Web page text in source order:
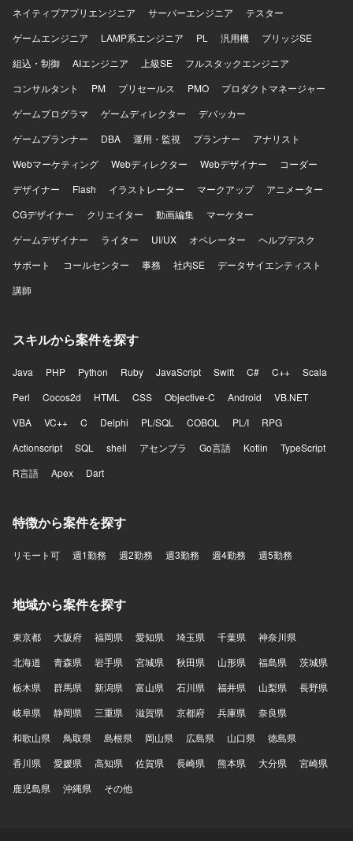
ッチします。事業や顧客に近い距離で数値やユーザーの声
を捉えながら、主体的に開発をリードしていける方を歓迎
て、自ら設計したモバイルアーキテクチャの上でプロダク
トが動く手触りを持ちながら開発できる環境です。AI活用
を前提としたiOS・Android両OSの「二刀流」開発プロセス
を自ら設計し、AI時代のモバイル開発の在り方を実践しな
が組み合わさった複雑なドメインで、高度な状態管理やパ
フォーマンス最適化に取り組むことで、エンジニアとして
Swift、Kotlin、Goを用いた開発を行い、UIフレームワーク
としてSwiftUIやJetpack Composeを採用しています。
Android Architecture ComponentsやMVVMなどのアーキテ
クチャを活用し、XcodeおよびAndroid Studio上で開発を進
Protocol Buffersによる通信、BitriseやGitHub Actions、
Cloud Buildを用いたCI/CDを構築しています。Terraformに
AutifyによるQA自動化、ClaudeやGitHub CopilotなどのAIツ
ール群、GitHub・Slack・Notion・Figmaを組み合わせたモ
ダンな開発環境で、アジャイル開発を実践しています。
ネイティブアプリエンジニア
サーバーエンジニア
テスター
ゲームエンジニア
LAMP系エンジニア PL 汎用機
ブリッジSE
組込・制御
AIエンジニア 上級SE
フルスタックエンジニア
コンサルタント
PM プリセールス PMO
プロダクトマネージャー
ゲームプログラマ
ゲームディレクター
デバッカー
ゲームプランナー
DBA 運用・監視 プランナー
アナリスト
Webマーケティング
Webディレクター Webデザイナー
コーダー
デザイナー
Flash イラストレーター マークアップ
アニメーター
CGデザイナー
クリエイター 動画編集
マーケター
ゲームデザイナー
ライター UI/UX オペレーター
ヘルプデスク
サポート
コールセンター 事務 社内SE
データサイエンティスト
講師
スキルから案件を探す
Java PHP Python Ruby JavaScript Swift C# C++
Scala
Perl
Cocos2d HTML CSS Objective-C Android
VB.NET
VBA
VC++ C Delphi PL/SQL COBOL PL/I
RPG
Actionscript
SQL shell アセンブラ Go言語 Kotlin
TypeScript
R言語
Apex Dart
特徴から案件を探す
リモート可 週1勤務 週2勤務 週3勤務 週4勤務 週5勤務
地域から案件を探す
東京都 大阪府 福岡県 愛知県 埼玉県 千葉県
神奈川県
北海道
青森県 岩手県 宮城県 秋田県 山形県 福島県
茨城県
栃木県
群馬県 新潟県 富山県 石川県 福井県 山梨県
長野県
岐阜県
静岡県 三重県 滋賀県 京都府 兵庫県
奈良県
和歌山県
鳥取県 島根県 岡山県 広島県 山口県
徳島県
香川県
愛媛県 高知県 佐賀県 長崎県 熊本県 大分県
宮崎県
鹿児島県
沖縄県 その他